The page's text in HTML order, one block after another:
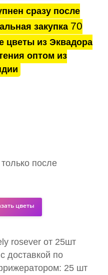
сразу после
закупка 70
цветы из Эквадора
оптом из
после
цветы
rosever от 25шт
доставкой по
25 шт